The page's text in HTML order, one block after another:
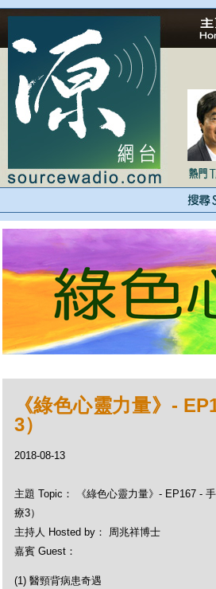
《綠色心靈力量》-
3）
2018-08-13
主題 Topic： 《綠色心靈力量》- EP167 -
療3）
主持人 Hosted by： 周兆祥博士
嘉賓 Guest：
(1) 醫頸背病患奇遇